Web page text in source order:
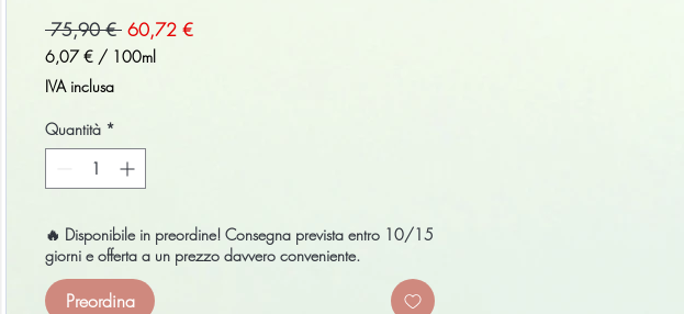
75,90 € Prezzo
regolare
60,72 €Prezzo
6,07 € / 100ml
6,07 €
ogni
100
Millilitri
IVA inclusa
Quantità *
🔥 Disponibile in preordine! Consegna prevista entro 10/15
giorni e offerta a un prezzo davvero conveniente.
Preordina